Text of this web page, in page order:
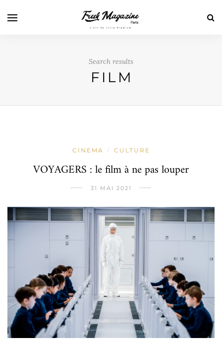
Search results
FILM
CINEMA / CULTURE
VOYAGERS : le film à ne pas louper
31 MAI 2021